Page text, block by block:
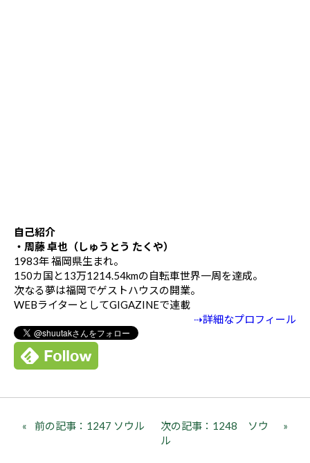
自己紹介
・周藤 卓也（しゅうとう たくや）
1983年 福岡県生まれ。
150カ国と13万1214.54kmの自転車世界一周を達成。
次なる夢は福岡でゲストハウスの開業。
WEBライターとしてGIGAZINEで連載
⇢詳細なプロフィール
前の記事：1247 ソウル
次の記事：1248 ソウ
ル